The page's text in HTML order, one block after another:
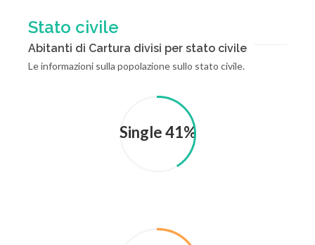
Stato civile
Abitanti di Cartura divisi per stato civile
Le informazioni sulla popolazione sullo stato civile.
Single 41%